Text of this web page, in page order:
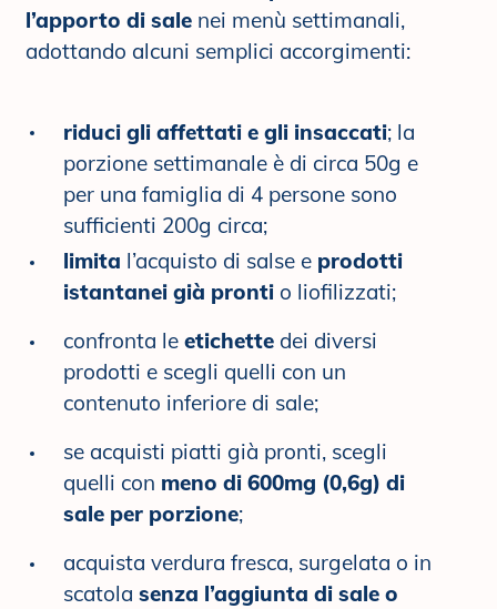
l’apporto di salenei menù settimanali,
adottando alcuni semplici accorgimenti:
riduci gli affettati e gli insaccati; la
porzione settimanale è di circa 50g e
per una famiglia di 4 persone sono
sufficienti 200g circa;
limita l’acquisto di salse e prodotti
istantanei già prontio liofilizzati;
confronta le etichettedei diversi
prodotti e scegli quelli con un
contenuto inferiore di sale;
se acquisti piatti già pronti, scegli
quelli con meno di 600mg (0,6g) di
sale per porzione;
acquista verdura fresca, surgelata o in
scatola senza l’aggiunta di sale o